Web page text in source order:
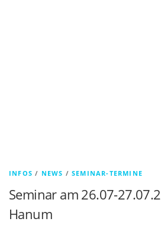
INFOS / NEWS /SEMINAR-TERMINE
Seminar am 26.07-
Hanum